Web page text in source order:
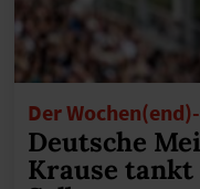
Der
Deutsche
Krause